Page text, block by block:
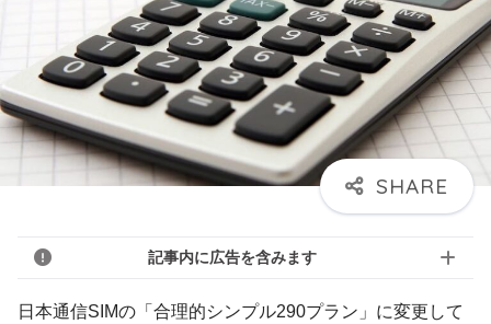
記事内に広告を含みます
日本通信SIMの「合理的シンプル290プラン」に変更して